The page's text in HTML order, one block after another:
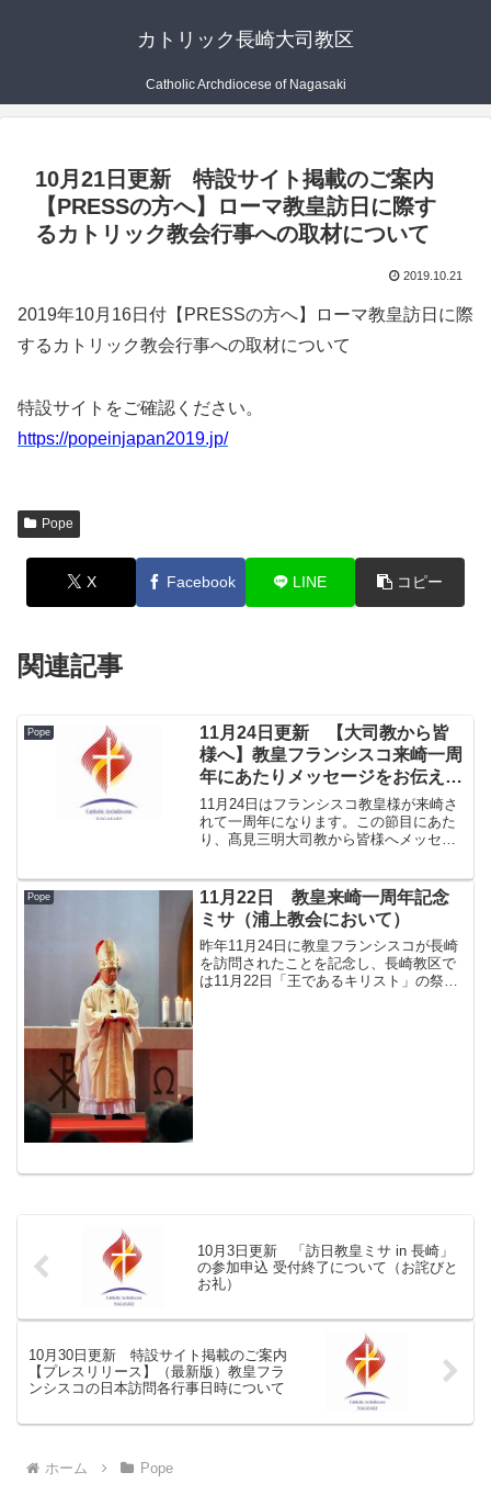
カトリック長崎大司教区
Catholic Archdiocese of Nagasaki
10月21日更新 特設サイト掲載のご案内
【PRESSの方へ】ローマ教皇訪日に際す
るカトリック教会行事への取材について
2019.10.21
2019年10月16日付【PRESSの方へ】ローマ教皇訪日に際
するカトリック教会行事への取材について
特設サイトをご確認ください。
https://popeinjapan2019.jp/
Pope
X Facebook LINE コピー
関連記事
Pope
11月24日更新 【大司教から皆
様へ】教皇フランシスコ来崎一周
年にあたりメッセージをお伝えい
たします
11月24日はフランシスコ教皇様が来崎さ
れて一周年になります。この節目にあた
り、髙見三明大司教から皆様へメッセー
Pope
11月22日 教皇来崎一周年記念
ミサ（浦上教会において）
昨年11月24日に教皇フランシスコが長崎
を訪問されたことを記念し、長崎教区で
は11月22日「王であるキリスト」の祭日
10月3日更新 「訪日教皇ミサ in 長崎」
の参加申込 受付終了について（お詫びと
お礼）
10月30日更新 特設サイト掲載のご案内
【プレスリリース】（最新版）教皇フラ
ンシスコの日本訪問各行事日時について
ホーム Pope